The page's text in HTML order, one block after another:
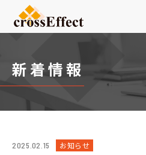
新着情報
2025.02.15 お知らせ